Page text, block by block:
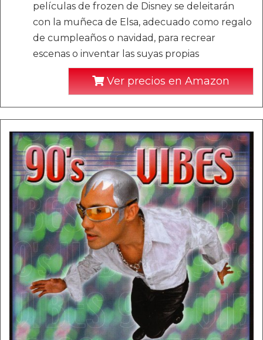
películas de frozen de Disney se deleitarán
con la muñeca de Elsa, adecuado como regalo
de cumpleaños o navidad, para recrear
escenas o inventar las suyas propias
Ver precios en Amazon